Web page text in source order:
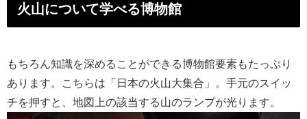
火山について学べる博物館
もちろん知識を深めることができる博物館要素もたっぷり
あります。こちらは「日本の火山大集合」。手元のスイッ
チを押すと、地図上の該当する山のランプが光ります。